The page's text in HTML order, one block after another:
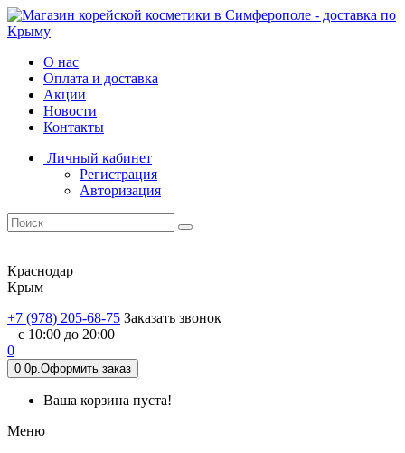
О нас
Оплата и доставка
Акции
Новости
Контакты
Личный кабинет
Регистрация
Авторизация
Краснодар
Крым
+7 (978) 205-68-75 Заказать звонок
с 10:00 до 20:00
0
0 0р.Оформить заказ
Ваша корзина пуста!
Меню